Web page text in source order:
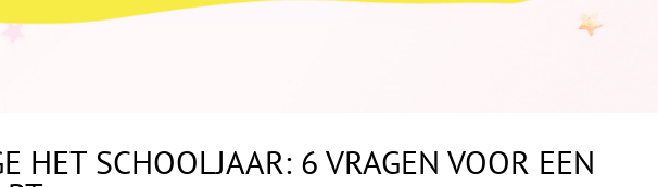
HET SCHOOLJAAR: 6 VRAGEN VOOR EEN